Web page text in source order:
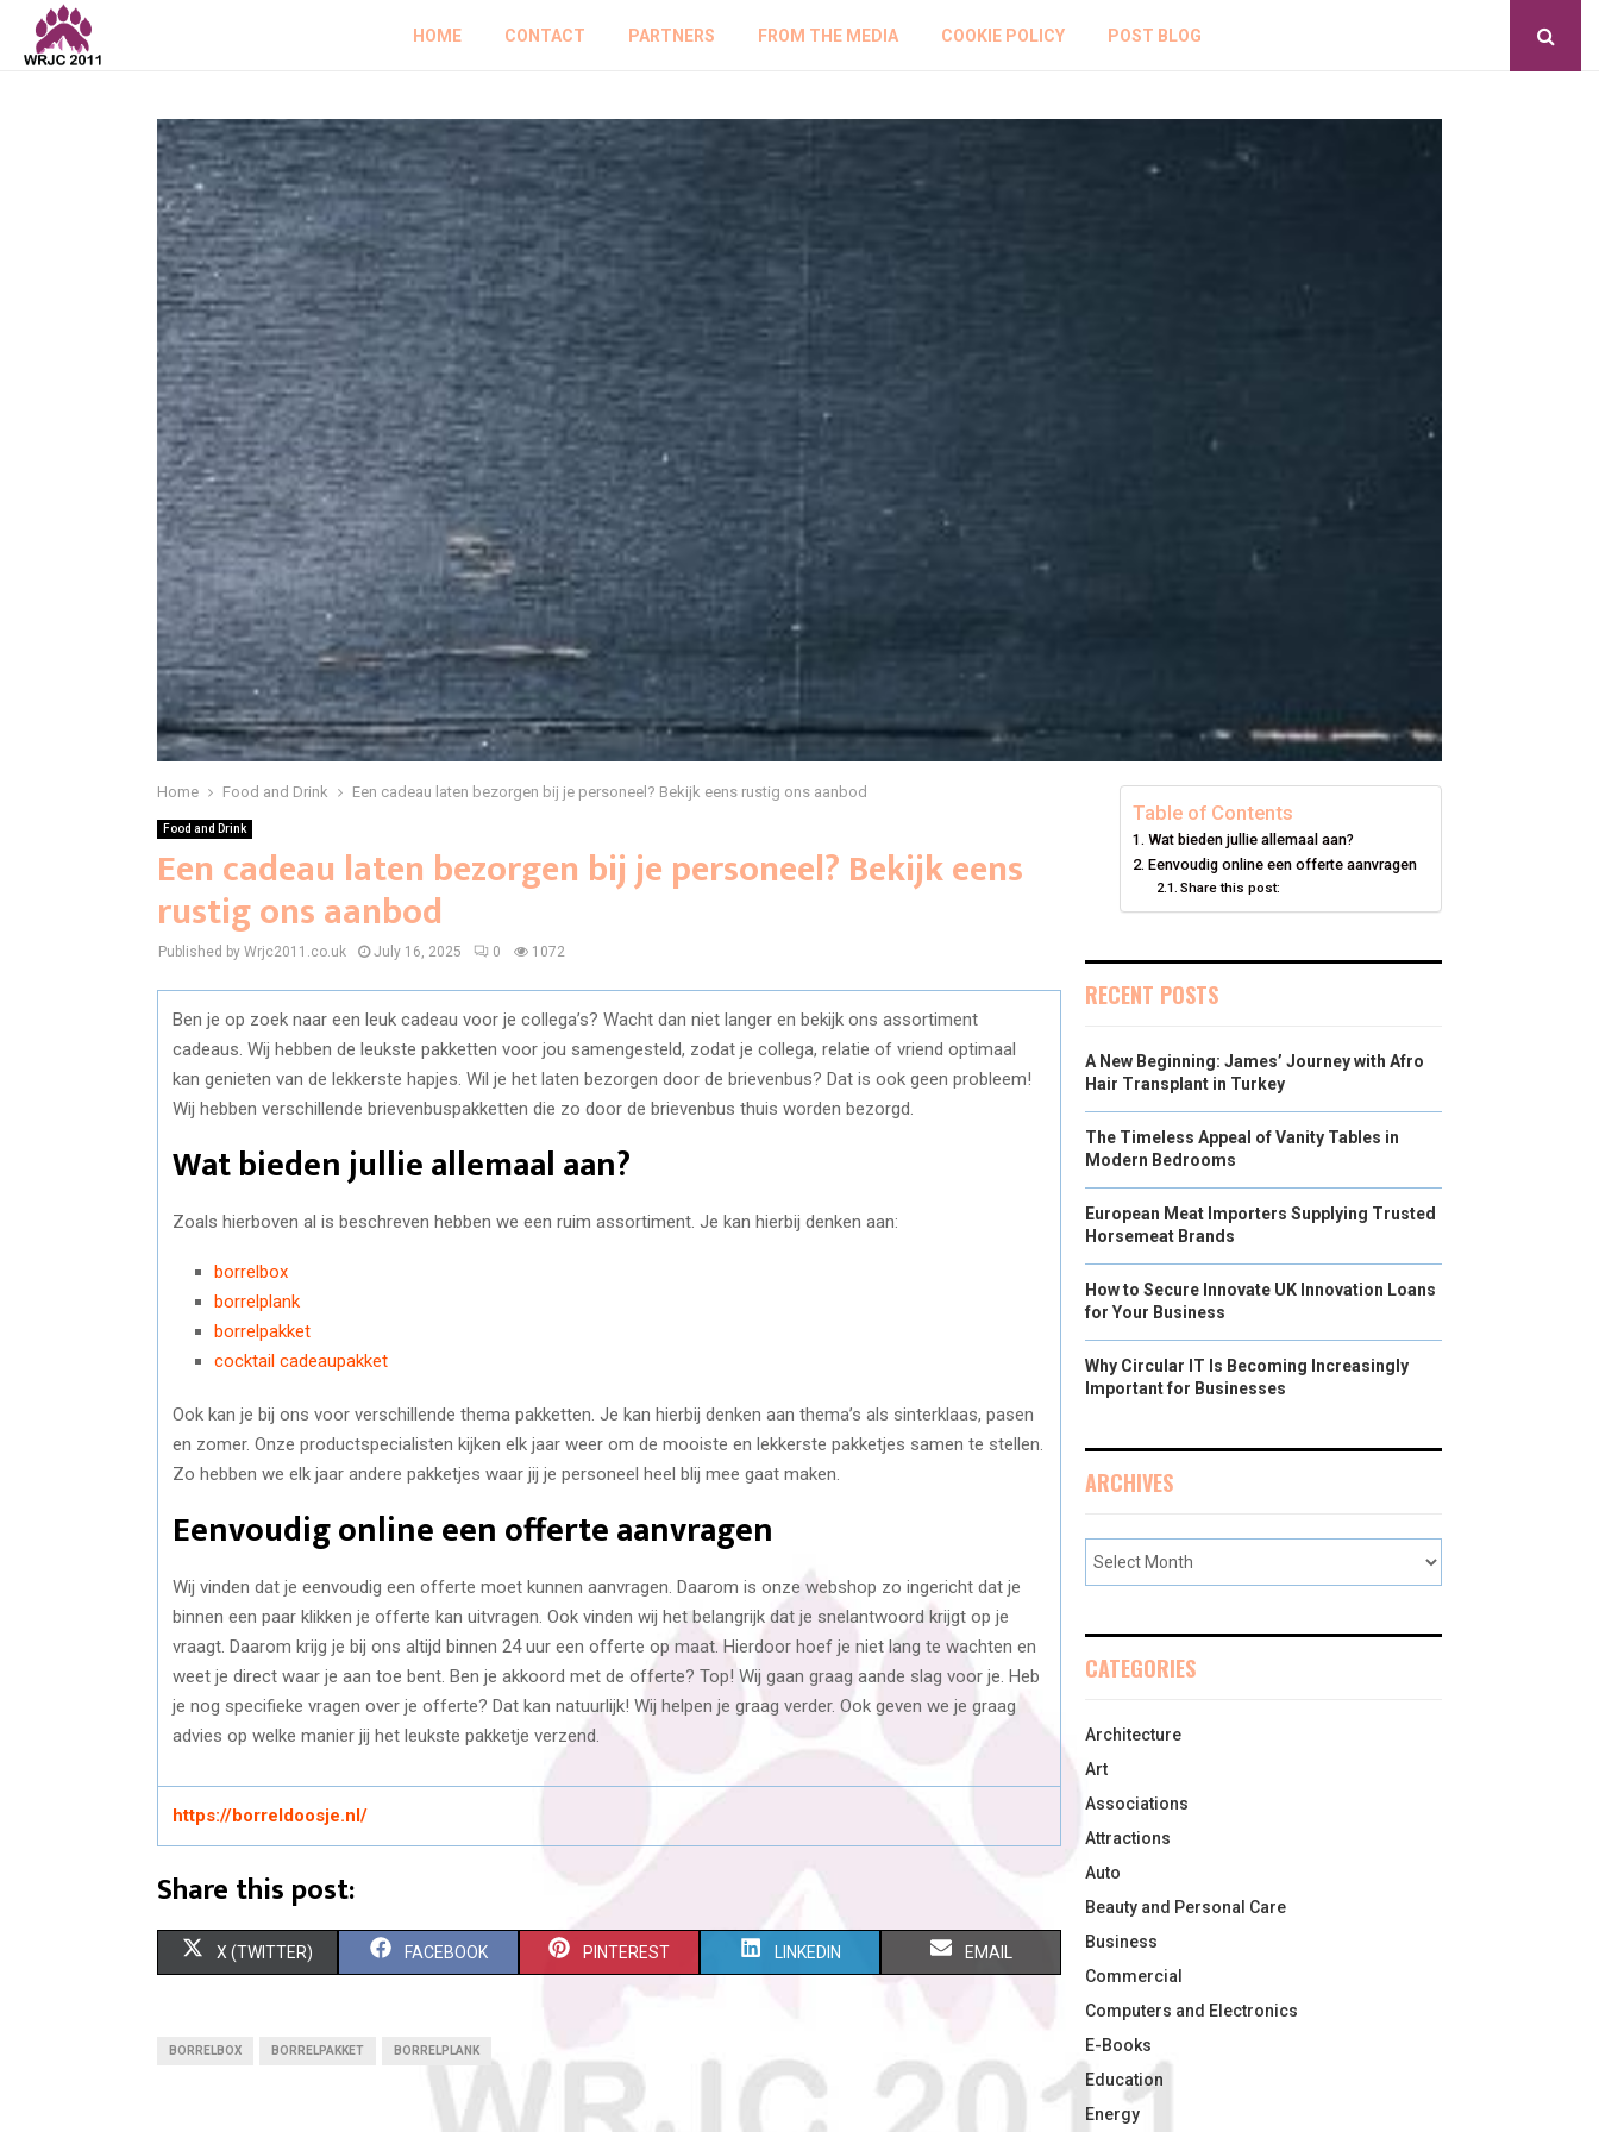
HOME CONTACT PARTNERS FROM THE MEDIA COOKIE POLICY POST BLOG
Home Food and Drink Een cadeau laten bezorgen bij je personeel? Bekijk eens rustig ons aanbod
Food and Drink
Een cadeau laten bezorgen bij je personeel? Bekijk eens
rustig ons aanbod
Published by Wrjc2011.co.uk July 16, 2025 0 1072
Ben je op zoek naar een leuk cadeau voor je collega’s? Wacht dan niet langer en bekijk ons assortiment
cadeaus. Wij hebben de leukste pakketten voor jou samengesteld, zodat je collega, relatie of vriend optimaal
kan genieten van de lekkerste hapjes. Wil je het laten bezorgen door de brievenbus? Dat is ook geen probleem!
Wij hebben verschillende brievenbuspakketten die zo door de brievenbus thuis worden bezorgd.
Wat bieden jullie allemaal aan?
Zoals hierboven al is beschreven hebben we een ruim assortiment. Je kan hierbij denken aan:
borrelbox
borrelplank
borrelpakket
cocktail cadeaupakket
Ook kan je bij ons voor verschillende thema pakketten. Je kan hierbij denken aan thema’s als sinterklaas, pasen
en zomer. Onze productspecialisten kijken elk jaar weer om de mooiste en lekkerste pakketjes samen te stellen.
Zo hebben we elk jaar andere pakketjes waar jij je personeel heel blij mee gaat maken.
Eenvoudig online een offerte aanvragen
Wij vinden dat je eenvoudig een offerte moet kunnen aanvragen. Daarom is onze webshop zo ingericht dat je
binnen een paar klikken je offerte kan uitvragen. Ook vinden wij het belangrijk dat je snelantwoord krijgt op je
vraagt. Daarom krijg je bij ons altijd binnen 24 uur een offerte op maat. Hierdoor hoef je niet lang te wachten en
weet je direct waar je aan toe bent. Ben je akkoord met de offerte? Top! Wij gaan graag aande slag voor je. Heb
je nog specifieke vragen over je offerte? Dat kan natuurlijk! Wij helpen je graag verder. Ook geven we je graag
advies op welke manier jij het leukste pakketje verzend.
https://borreldoosje.nl/
Share this post:
S
X (TWITTER) S
FACEBOOK S
R
E
PINTEREST S
R
LINKEDIN S
R
EMAIL
BORRELBOX BORRELPAKKET BORRELPLANK
Table of Contents
Wat bieden jullie allemaal aan?
Eenvoudig online een offerte aanvragen
Share this post:
RECENT POSTS
A New Beginning: James’ Journey with Afro
Hair Transplant in Turkey
The Timeless Appeal of Vanity Tables in
Modern Bedrooms
European Meat Importers Supplying Trusted
Horsemeat Brands
How to Secure Innovate UK Innovation Loans
for Your Business
Why Circular IT Is Becoming Increasingly
Important for Businesses
ARCHIVES
CATEGORIES
Architecture
Art
Associations
Attractions
Auto
Beauty and Personal Care
Business
Commercial
Computers and Electronics
E-Books
Education
Energy